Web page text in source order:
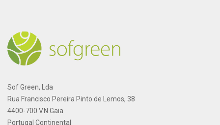
Sof Green, Lda
Rua Francisco Pereira Pinto de Lemos, 38
4400-700 V.N.Gaia
Portugal Continental